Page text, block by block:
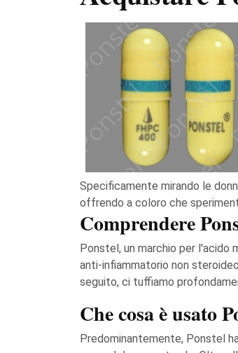
Specificamente mirando le
offrendo a coloro che
Comprendere
Ponstel, un marchio per l'acido
anti-infiammatorio non
seguito, ci tuffiamo
Che cosa è usato
Predominantemente, Ponstel